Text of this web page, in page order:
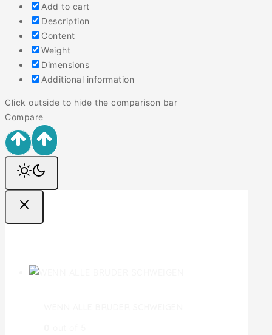
Add to cart
Description
Content
Weight
Dimensions
Additional information
Click outside to hide the comparison bar
Compare